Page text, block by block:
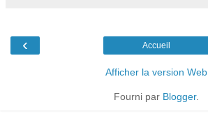
‹ Accueil
Afficher la version Web
Fourni par Blogger.